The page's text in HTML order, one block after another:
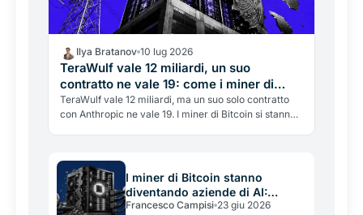
Ilya Bratanov 10 lug 2026
TeraWulf vale 12 miliardi, un suo
contratto ne vale 19: come i miner di
Bitcoin sono diventati i padroni
dell'energia per l'AI
TeraWulf vale 12 miliardi, ma un suo solo contratto
con Anthropic ne vale 19. I miner di Bitcoin si stanno
I miner di Bitcoin stanno
diventando aziende di AI:
vendono BTC per costruire data
Francesco Campisi 23 giu 2026